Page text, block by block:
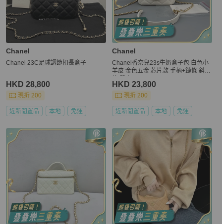
Chanel
Chanel 23C足球調節扣長盒子
HKD 28,800
現折 200
近新閒置品 本地 免運
Chanel
Chanel香奈兒23s牛奶盒子包 白色小
羊皮 金色五金 芯片款 手柄+鏈條 斜
HKD 23,800
現折 200
近新閒置品 本地 免運